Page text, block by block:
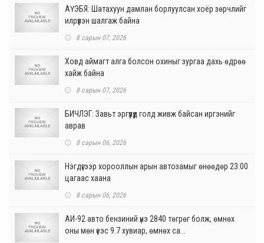
АҮЭБЯ: Шатахуун дамлан борлуулсан хоёр зөрчлийг
илрүүлэн шалгаж байна
8 сарын 07, 2026
Ховд аймагт алга болсон охиныг зургаа дахь өдрөө
хайж байна
8 сарын 07, 2026
БИЧЛЭГ: Завьт эргүүлүүд голд живж байсан иргэнийг
аврав
8 сарын 06, 2026
Нэгдүгээр хорооллын арын автозамыг өнөөдөр 23:00
цагаас хаана
8 сарын 06, 2026
АИ-92 авто бензиний үнэ 2840 төгрөг болж, өмнөх
оны мөн үеэс 9.7 хувиар, өмнөх са...